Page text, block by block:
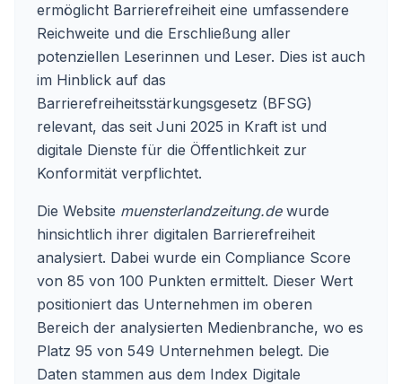
ermöglicht Barrierefreiheit eine umfassendere
Reichweite und die Erschließung aller
potenziellen Leserinnen und Leser. Dies ist auch
im Hinblick auf das
Barrierefreiheitsstärkungsgesetz (BFSG)
relevant, das seit Juni 2025 in Kraft ist und
digitale Dienste für die Öffentlichkeit zur
Konformität verpflichtet.
Die Website muensterlandzeitung.dewurde
hinsichtlich ihrer digitalen Barrierefreiheit
analysiert. Dabei wurde ein Compliance Score
von 85 von 100 Punkten ermittelt. Dieser Wert
positioniert das Unternehmen im oberen
Bereich der analysierten Medienbranche, wo es
Platz 95 von 549 Unternehmen belegt. Die
Daten stammen aus dem Index Digitale